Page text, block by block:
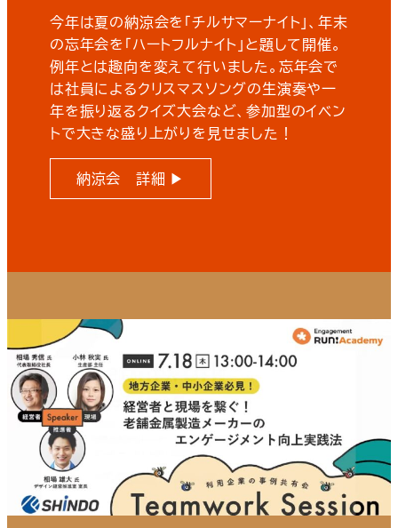
今年は夏の納涼会を「チルサマーナイト」、年末
の忘年会を「ハートフルナイト」と題して開催。
例年とは趣向を変えて行いました。忘年会で
は社員によるクリスマスソングの生演奏や一
年を振り返るクイズ大会など、参加型のイベン
トで大きな盛り上がりを見せました！
納涼会 詳細 ▶